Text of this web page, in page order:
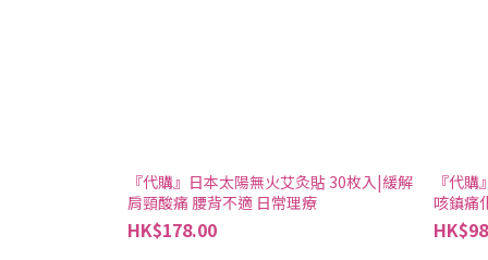
『代購』日本太陽無火艾灸貼 30枚入|緩解
肩頸酸痛 腰背不適 日常理療
HK$178.00
『代
咳鎮痛